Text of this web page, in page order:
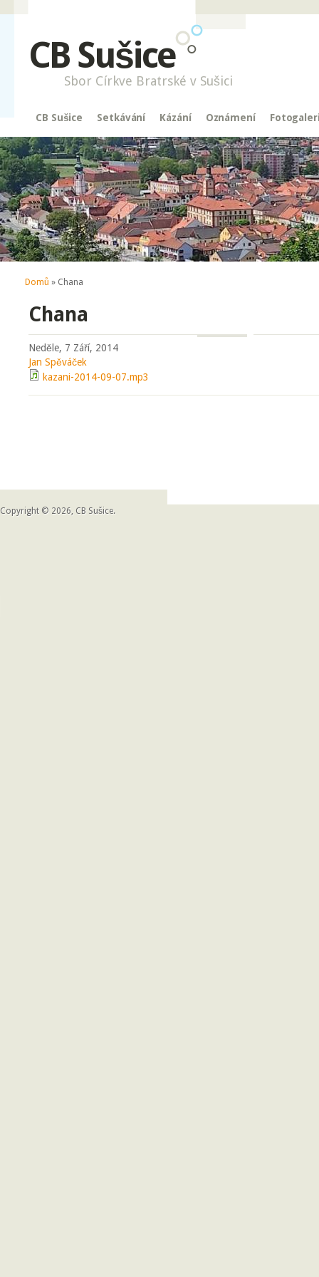
CB Sušice
Sbor Církve Bratrské v Sušici
CB Sušice Setkávání Kázání Oznámení
Jste zde
Domů » Chana
Chana
Neděle, 7 Září, 2014
Jan Spěváček
kazani-2014-09-07.mp3
Copyright © 2026, CB Sušice.